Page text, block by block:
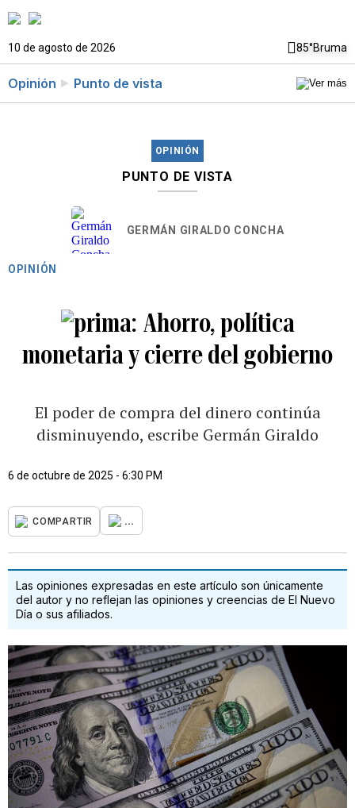
10 de agosto de 2026 85°Bruma
Opinión Punto de vista
OPINIÓN
PUNTO DE VISTA
GERMÁN GIRALDO CONCHA
OPINIÓN
Ahorro, política
monetaria y cierre del gobierno
El poder de compra del dinero continúa
disminuyendo, escribe Germán Giraldo
6 de octubre de 2025 - 6:30 PM
COMPARTIR ...
Las opiniones expresadas en este artículo son únicamente
del autor y no reflejan las opiniones y creencias de El Nuevo
Día o sus afiliados.